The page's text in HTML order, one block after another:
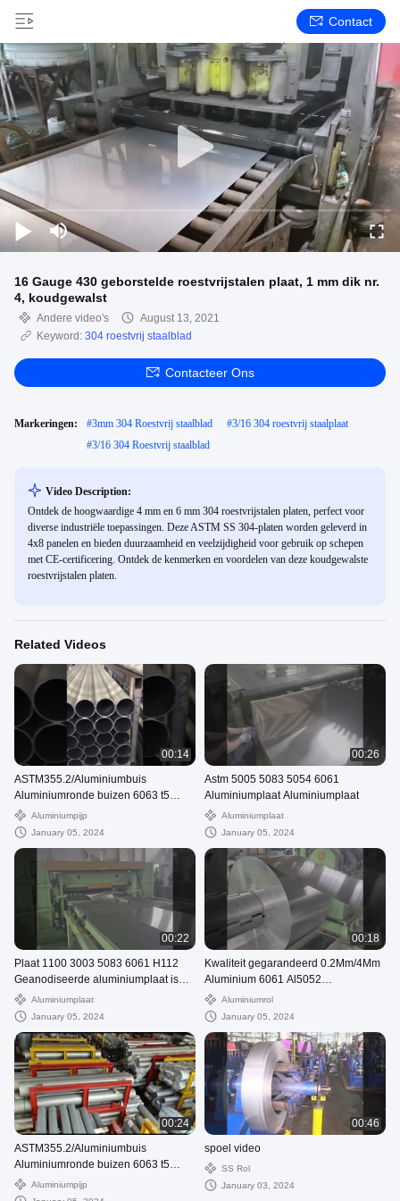
Contact
16 Gauge 430 geborstelde roestvrijstalen plaat, 1 mm dik nr.
4, koudgewalst
Andere video's
August 13, 2021
Keyword: 304 roestvrij staalblad
Contacteer Ons
Markeringen: #3mm 304 Roestvrij staalblad #3/16 304 roestvrij staalplaat
#3/16 304 Roestvrij staalblad
Video Description:
Ontdek de hoogwaardige 4 mm en 6 mm 304 roestvrijstalen platen, perfect voor
diverse industriële toepassingen. Deze ASTM SS 304-platen worden geleverd in
4x8 panelen en bieden duurzaamheid en veelzijdigheid voor gebruik op schepen
met CE-certificering. Ontdek de kenmerken en voordelen van deze koudgewalste
roestvrijstalen platen.
Related Videos
00:14
ASTM355.2/Aluminiumbuis
Aluminiumronde buizen 6063 t5
6061 t6 Aluminiumbuis
Aluminiumpijp
January 05, 2024
00:26
Astm 5005 5083 5054 6061
Aluminiumplaat Aluminiumplaat
Aluminiumplaat
January 05, 2024
00:22
Plaat 1100 3003 5083 6061 H112
Geanodiseerde aluminiumplaat is
legering 5083 1003 10 mm ~ 2600
mm
Aluminiumplaat
January 05, 2024
00:18
Kwaliteit gegarandeerd 0.2Mm/4Mm
Aluminium 6061 Al5052
Legeringsfolie Fabriek Aluminium
spoel veer
Aluminiumrol
January 05, 2024
00:24
ASTM355.2/Aluminiumbuis
Aluminiumronde buizen 6063 t5
6061 t6 Aluminiumbuis
Aluminiumpijp
00:46
spoel video
SS Rol
January 03, 2024